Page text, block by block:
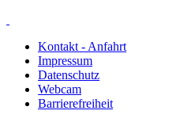
Kontakt - Anfahrt
Impressum
Datenschutz
Webcam
Barrierefreiheit